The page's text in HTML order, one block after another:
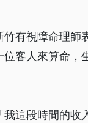
有視障命理師
客人來算命，
這段時間的收